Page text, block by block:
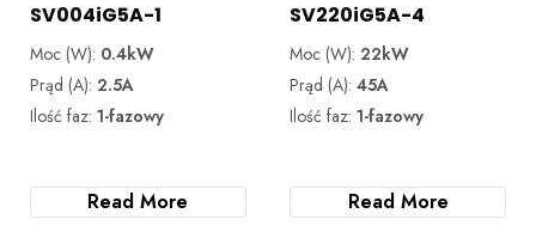
SV004iG5A-1
Moc (W): 0.4kW
Prąd (A): 2.5A
Ilość faz: 1-fazowy
Read More
SV220iG5A-4
Moc (W): 22kW
Prąd (A):45A
Ilość faz:1-fazowy
Read More